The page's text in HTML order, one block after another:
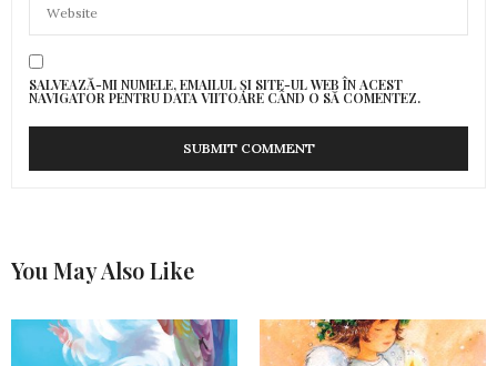
SALVEAZĂ-MI NUMELE, EMAILUL ȘI SITE-UL WEB ÎN ACEST
NAVIGATOR PENTRU DATA VIITOARE CÂND O SĂ COMENTEZ.
You May Also Like